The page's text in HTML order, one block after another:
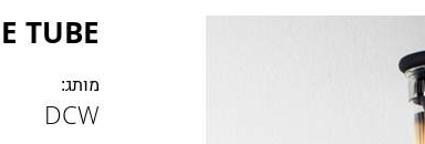
Roger
TUBE
מותג:
DCW